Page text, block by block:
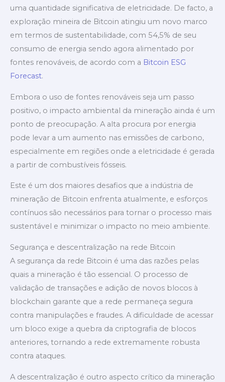
uma quantidade significativa de eletricidade. De facto, a
exploração mineira de Bitcoin atingiu um novo marco
em termos de sustentabilidade, com 54,5% de seu
consumo de energia sendo agora alimentado por
fontes renováveis, de acordo com a Bitcoin ESG
Forecast.
Embora o uso de fontes renováveis seja um passo
positivo, o impacto ambiental da mineração ainda é um
ponto de preocupação. A alta procura por energia
pode levar a um aumento nas emissões de carbono,
especialmente em regiões onde a eletricidade é gerada
a partir de combustíveis fósseis.
Este é um dos maiores desafios que a indústria de
mineração de Bitcoin enfrenta atualmente, e esforços
contínuos são necessários para tornar o processo mais
sustentável e minimizar o impacto no meio ambiente.
Segurança e descentralização na rede Bitcoin
A segurança da rede Bitcoin é uma das razões pelas
quais a mineração é tão essencial. O processo de
validação de transações e adição de novos blocos à
blockchain garante que a rede permaneça segura
contra manipulações e fraudes. A dificuldade de acessar
um bloco exige a quebra da criptografia de blocos
anteriores, tornando a rede extremamente robusta
contra ataques.
A descentralização é outro aspecto crítico da mineração